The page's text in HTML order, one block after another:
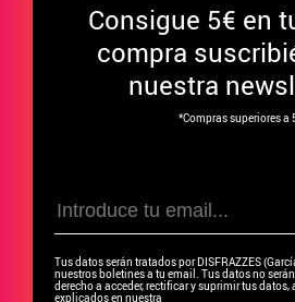
Consigue 5€ en
compra
nuestra
*Compras superiores a
Tus datos serán tratados por DISFRAZZES
nuestros boletines a tu email. Tus datos no
derecho a acceder, rectificar y suprimir tus
explicados en nuestra